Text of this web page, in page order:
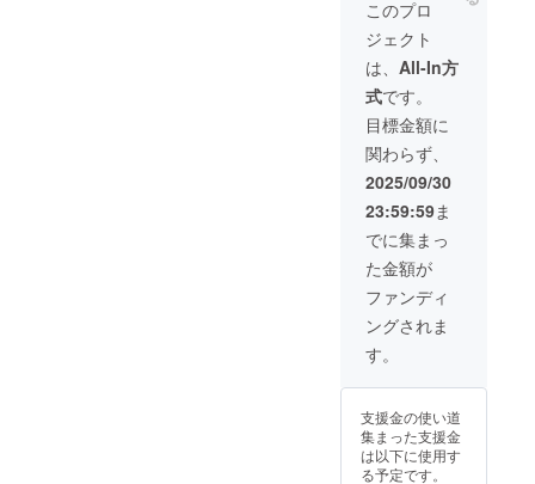
さい。
アート
を使用
したス
マホ用
壁紙) ※
掲載し
たいお
名前を
備考欄
に必ず
ご記載
下さ
い。 ※
公序良
俗に反
するお
名前は
掲載を
能性が
ありま
す。 ※
ご連絡
可能な
３．
ゲーム
PVの最
後にお
名前を
記載
４．コ
ンセプ
トアー
ト(PC用
+スマホ
用壁紙
含む) ※
掲載し
たいお
名前を
備考欄
下さ
公序良
俗に反
するお
このプロ
ジェクト
は、 All-In方
式です。
目標金額に
関わらず、
2025/09/30
23:59:59ま
でに集まっ
た金額が
ファンディ
ングされま
す。
支援金の使い道
集まった支援金
は以下に使用す
る予定です。